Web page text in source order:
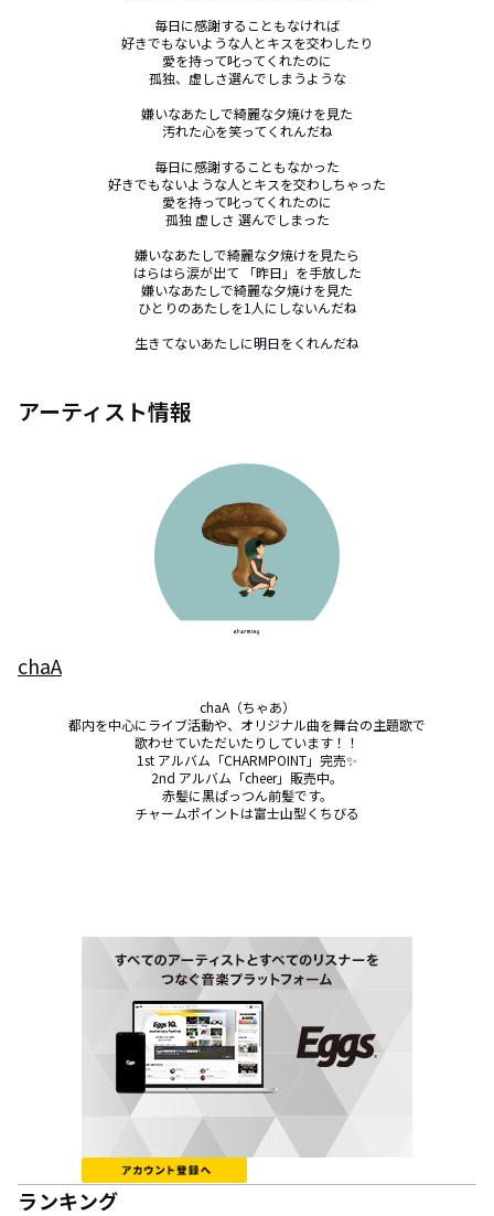
毎日に感謝することもなければ
好きでもないような人とキスを交わしたり
愛を持って叱ってくれたのに
孤独、虚しさ選んでしまうような
嫌いなあたしで綺麗な夕焼けを見た
汚れた心を笑ってくれんだね
毎日に感謝することもなかった
好きでもないような人とキスを交わしちゃった
愛を持って叱ってくれたのに
孤独 虚しさ 選んでしまった
嫌いなあたしで綺麗な夕焼けを見たら
はらはら涙が出て 「昨日」を手放した
嫌いなあたしで綺麗な夕焼けを見た
ひとりのあたしを1人にしないんだね
生きてないあたしに明日をくれんだね
アーティスト情報
chaA
chaA（ちゃあ）
都内を中心にライブ活動や、オリジナル曲を舞台の主題歌で
歌わせていただいたりしています！！
1st アルバム「CHARMPOINT」完売✨
2nd アルバム「cheer」販売中。
赤髪に黒ぱっつん前髪です。
チャームポイントは富士山型くちびる
ランキング